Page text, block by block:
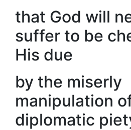
that God will
suffer to be
His due
by the miserly
manipulation
diplomatic